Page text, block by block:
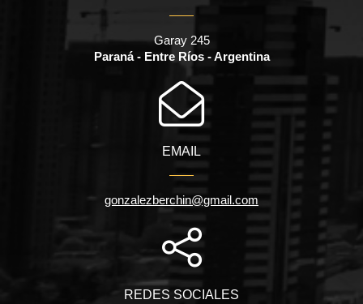
Garay 245
Paraná - Entre Ríos - Argentina
EMAIL
gonzalezberchin@gmail.com
REDES SOCIALES